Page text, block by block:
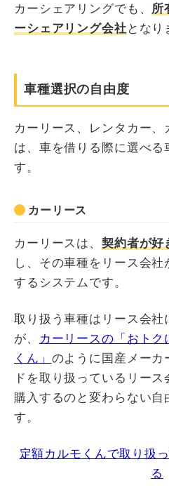
カーシェアリングでも、 所
ーシェアリング会社 となり
車種選択の自由度
カーリース、レンタカー
は、車を借りる際に選べる
す。
カーリース
カーリースは、 契約者が好
し、その車種をリース会社
するシステムです。
取り扱う車種はリース会社
が、
カーリースの「おト
くん」 のように国産メーカ
ドを取り扱っているリー
購入するのと変わらない自
す。
定額カルモくんで取り扱
る